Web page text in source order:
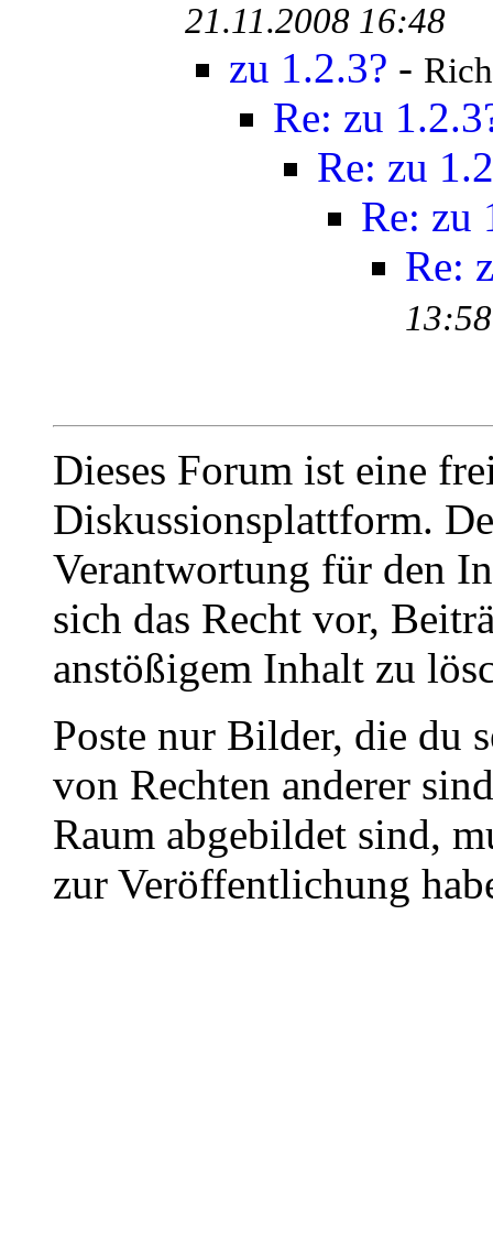
21.11.2008 16:48
zu 1.2.3? -
Re: zu
Re: zu
Re: zu
Re:
13:58
Dieses Forum ist eine
Diskussionsplattform.
Verantwortung für den
sich das Recht vor,
anstößigem Inhalt zu
Poste nur Bilder, die du
von Rechten anderer
Raum abgebildet sind,
zur Veröffentlichung